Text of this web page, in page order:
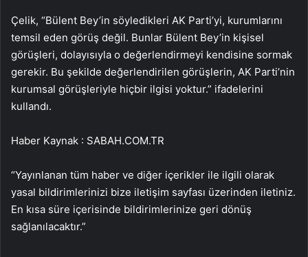
Çelik, “Bülent Bey’in söyledikleri AK Parti’yi, kurumlarını
temsil eden görüş değil. Bunlar Bülent Bey’in kişisel
görüşleri, dolayısıyla o değerlendirmeyi kendisine sormak
gerekir. Bu şekilde değerlendirilen görüşlerin, AK Parti’nin
kurumsal görüşleriyle hiçbir ilgisi yoktur.” ifadelerini
kullandı.
Haber Kaynak : SABAH.COM.TR
“Yayınlanan tüm haber ve diğer içerikler ile ilgili olarak
yasal bildirimlerinizi bize iletişim sayfası üzerinden iletiniz.
En kısa süre içerisinde bildirimlerinize geri dönüş
sağlanılacaktır.”